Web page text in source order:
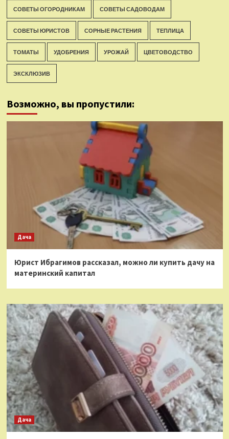
СОВЕТЫ ОГОРОДНИКАМ СОВЕТЫ САДОВОДАМ
СОВЕТЫ ЮРИСТОВ СОРНЫЕ РАСТЕНИЯ ТЕПЛИЦА
ТОМАТЫ УДОБРЕНИЯ УРОЖАЙ ЦВЕТОВОДСТВО
ЭКСКЛЮЗИВ
Возможно, вы пропустили:
Дача
Юрист Ибрагимов рассказал, можно ли купить дачу на
материнский капитал
Дача